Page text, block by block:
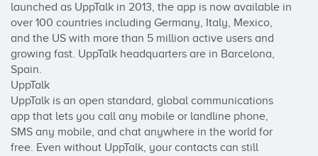
launched as UppTalk in 2013, the app is now available in
over 100 countries including Germany, Italy, Mexico,
and the US with more than 5 million active users and
growing fast. UppTalk headquarters are in Barcelona,
Spain.
UppTalk
UppTalk is an open standard, global communications
app that lets you call any mobile or landline phone,
SMS any mobile, and chat anywhere in the world for
free. Even without UppTalk, your contacts can still